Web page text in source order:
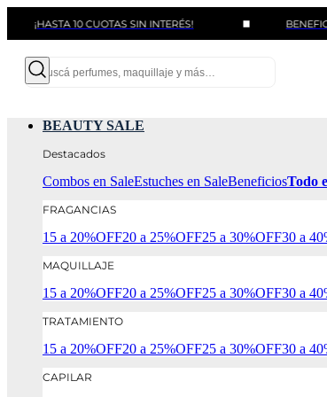
10 CUOTAS SIN INTERÉS! BENEFICIOS
BEAUTY SALE
Destacados
Combos en SaleEstuches en SaleBeneficiosTodo
FRAGANCIAS
15 a 20%OFF20 a 25%OFF25 a 30%OFF30 a
MAQUILLAJE
15 a 20%OFF20 a 25%OFF25 a 30%OFF30 a
TRATAMIENTO
15 a 20%OFF20 a 25%OFF25 a 30%OFF30 a
CAPILAR